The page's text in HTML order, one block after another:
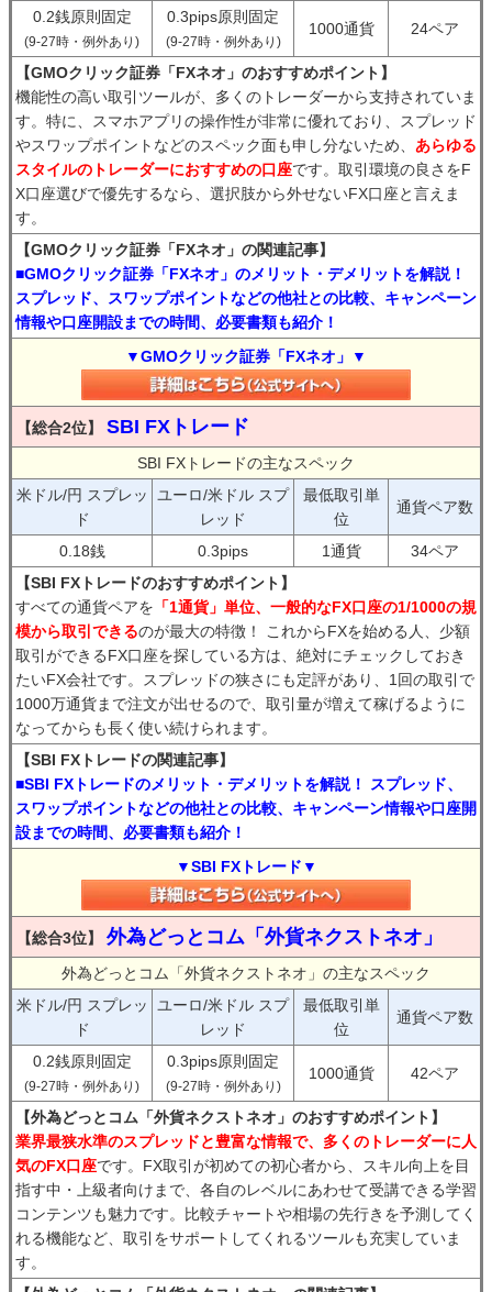
0.2銭原則固定
(9-27時・例外あり)
0.3pips原則固定
(9-27時・例外あり)
1000通貨 24ペア
【GMOクリック証券「FXネオ」のおすすめポイント】
機能性の高い取引ツールが、多くのトレーダーから支持されていま
す。特に、スマホアプリの操作性が非常に優れており、スプレッド
やスワップポイントなどのスペック面も申し分ないため、 あらゆる
スタイルのトレーダーにおすすめの口座です。取引環境の良さをF
X口座選びで優先するなら、選択肢から外せないFX口座と言えま
す。
【GMOクリック証券「FXネオ」の関連記事】
■GMOクリック証券「FXネオ」のメリット・デメリットを解説！
スプレッド、スワップポイントなどの他社との比較、キャンペーン
情報や口座開設までの時間、必要書類も紹介！
▼GMOクリック証券「FXネオ」▼
【総合2位】 SBI FXトレード
SBI FXトレードの主なスペック
米ドル/円 スプレッ
ド
ユーロ/米ドル スプ
レッド
最低取引単
位
通貨ペア数
0.18銭 0.3pips 1通貨
34ペア
【SBI FXトレードのおすすめポイント】
すべての通貨ペアを 「1通貨」単位、一般的なFX口座の1/1000の規
模から取引できるのが最大の特徴！ これからFXを始める人、少額
取引ができるFX口座を探している方は、絶対にチェックしておき
たいFX会社です。スプレッドの狭さにも定評があり、1回の取引で
1000万通貨まで注文が出せるので、取引量が増えて稼げるように
なってからも長く使い続けられます。
【SBI FXトレードの関連記事】
■SBI FXトレードのメリット・デメリットを解説！ スプレッド、
スワップポイントなどの他社との比較、キャンペーン情報や口座開
設までの時間、必要書類も紹介！
▼SBI FXトレード▼
【総合3位】 外為どっとコム「外貨ネクストネオ」
外為どっとコム「外貨ネクストネオ」の主なスペック
米ドル/円 スプレッ
ド
ユーロ/米ドル スプ
レッド
最低取引単
位
通貨ペア数
0.2銭原則固定
(9-27時・例外あり)
0.3pips原則固定
(9-27時・例外あり)
1000通貨 42ペア
【外為どっとコム「外貨ネクストネオ」のおすすめポイント】
業界最狭水準のスプレッドと豊富な情報で、多くのトレーダーに人
気のFX口座です。FX取引が初めての初心者から、スキル向上を目
指す中・上級者向けまで、各自のレベルにあわせて受講できる学習
コンテンツも魅力です。比較チャートや相場の先行きを予測してく
れる機能など、取引をサポートしてくれるツールも充実していま
す。